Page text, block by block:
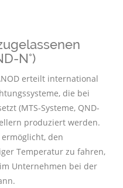
N°)
erteilt international
die bei
(MTS-Systeme, QND-
produziert werden.
ermöglicht, den
Temperatur zu fahren,
Unternehmen bei der